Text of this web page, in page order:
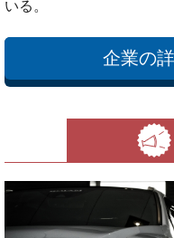
いる。
企業の